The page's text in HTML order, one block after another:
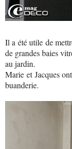
Il a été utile de
de grandes baies
au jardin.
Marie et Jacques
buanderie.